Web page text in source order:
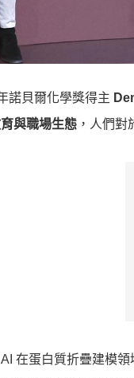
諾貝爾化學獎得主
與職場生態 ，人們
在蛋白質折疊建模